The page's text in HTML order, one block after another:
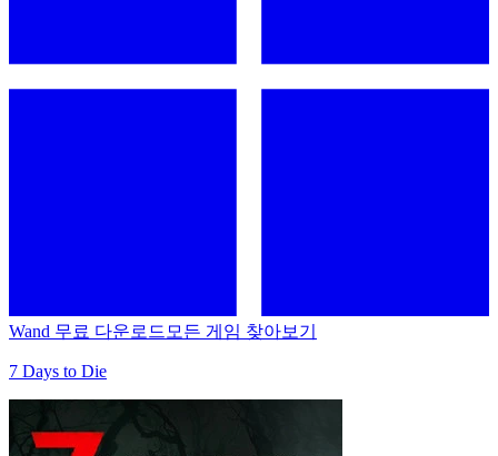
Wand 무료 다운로드 모든 게임 찾아보기
7 Days to Die